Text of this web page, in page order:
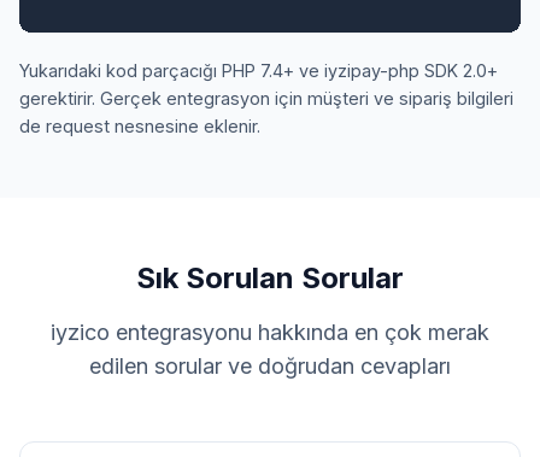
Yukarıdaki kod parçacığı PHP 7.4+ ve iyzipay-php SDK 2.0+
gerektirir. Gerçek entegrasyon için müşteri ve sipariş bilgileri
de request nesnesine eklenir.
Sık Sorulan Sorular
iyzico entegrasyonu hakkında en çok merak
edilen sorular ve doğrudan cevapları